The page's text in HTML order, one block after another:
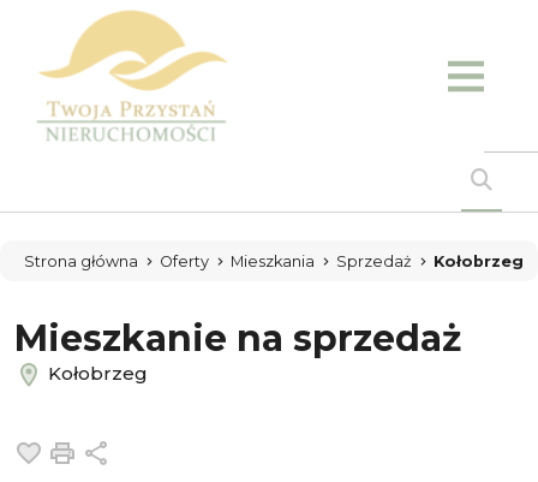
Strona główna Oferty Mieszkania Sprzedaż Kołobrzeg
Mieszkanie na sprzedaż
Kołobrzeg
Dodaj do ulubionych
Drukuj